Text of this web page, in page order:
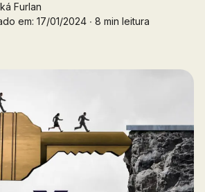
Furlan
em: 17/01/2024 ∙ 8 min leitura